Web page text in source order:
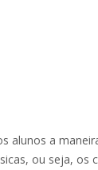
alunos a
ou seja, os